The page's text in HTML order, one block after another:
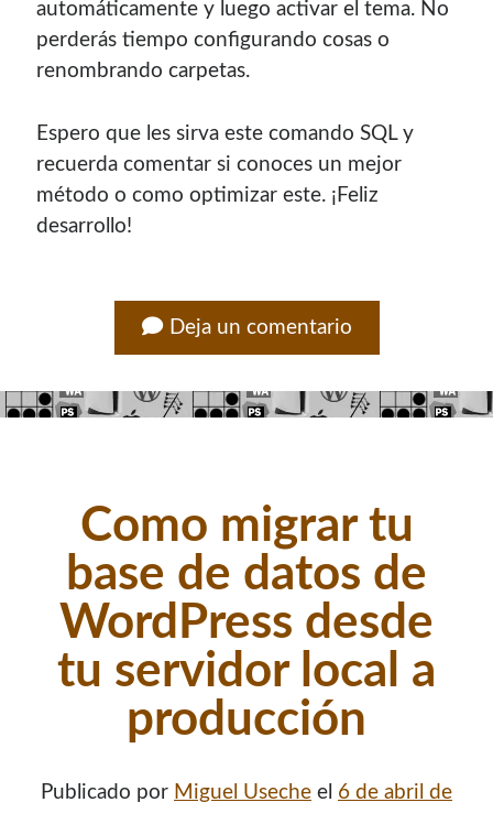
automáticamente y luego activar el tema. No
perderás tiempo configurando cosas o
renombrando carpetas.
Espero que les sirva este comando SQL y
recuerda comentar si conoces un mejor
método o como optimizar este. ¡Feliz
desarrollo!
Deja un comentario
Como migrar tu
base de datos de
WordPress desde
tu servidor local a
producción
Publicado por Miguel Useche el 6 de abril de